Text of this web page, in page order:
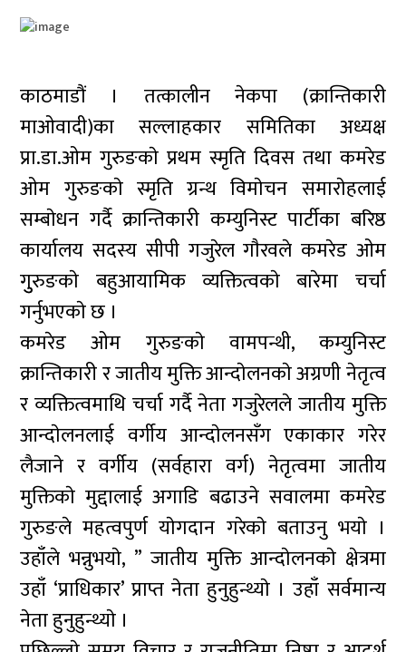
काठमाडौं । तत्कालीन नेकपा (क्रान्तिकारी
माओवादी)का सल्लाहकार समितिका अध्यक्ष
प्रा.डा.ओम गुरुङकाे प्रथम स्मृति दिवस तथा कमरेड
ओम गुरुङकाे स्मृति ग्रन्थ विमाेचन समाराेहलाई
सम्बाेधन गर्दै क्रान्तिकारी कम्युनिस्ट पार्टीका बरिष्ठ
कार्यालय सदस्य सीपी गजुरेल गाैरवले कमरेड ओम
गुुरुङकाे बहुआयामिक व्यक्तित्वकाे बारेमा चर्चा
गर्नुभएकाे छ ।
कमरेड ओम गुरुङकाे वामपन्थी, कम्युनिस्ट
क्रान्तिकारी र जातीय मुक्ति आन्दाेलनकाे अग्रणी नेतृत्व
र व्यक्तित्वमाथि चर्चा गर्दै नेता गजुरेलले जातीय मुक्ति
आन्दाेलनलाई वर्गीय आन्दाेलनसँग एकाकार गरेर
लैजाने र वर्गीय (सर्वहारा वर्ग) नेतृत्वमा जातीय
मुक्तिकाे मुद्दालाई अगाडि बढाउने सवालमा कमरेड
गुरुङले महत्वपुर्ण याेगदान गरेकाे बताउनु भयाे ।
उहाँले भन्नुभयाे, ” जातीय मुक्ति आन्दाेलनकाे क्षेत्रमा
उहाँ ‘प्राधिकार’ प्राप्त नेता हुनुहुन्थ्याे । उहाँ सर्वमान्य
नेता हुनुहुन्थ्याे ।